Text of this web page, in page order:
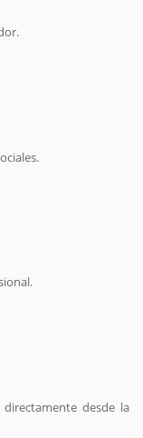
desde la